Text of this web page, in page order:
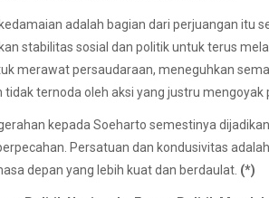
adalah bagian dari perjuangan itu
stabilitas sosial dan politik untuk terus
merawat persaudaraan, meneguhkan
tidak ternoda oleh aksi yang justru mengoyak
kepada Soeharto semestinya
Persatuan dan kondusivitas
depan yang lebih kuat dan berdaulat. (*)